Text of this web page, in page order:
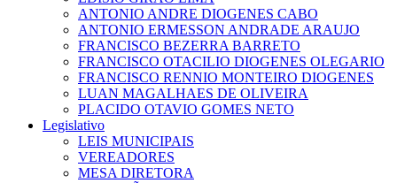
ANTONIO ANDRE DIOGENES CABO
ANTONIO ERMESSON ANDRADE ARAUJO
FRANCISCO BEZERRA BARRETO
FRANCISCO OTACILIO DIOGENES OLEGARIO
FRANCISCO RENNIO MONTEIRO DIOGENES
LUAN MAGALHAES DE OLIVEIRA
PLACIDO OTAVIO GOMES NETO
Legislativo
LEIS MUNICIPAIS
VEREADORES
MESA DIRETORA